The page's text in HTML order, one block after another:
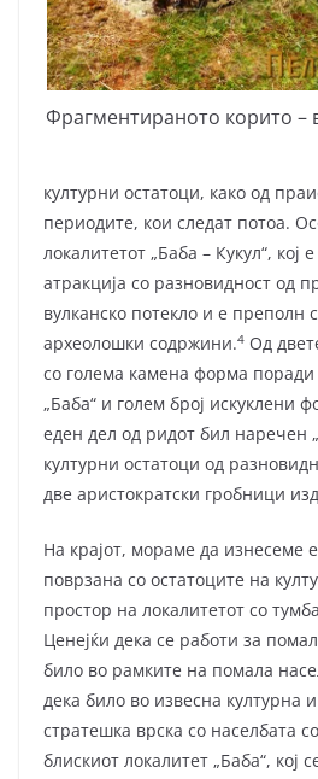
Фрагментираното корито –
културни остатоци, како од
периодите, кои следат потоа.
локалитетот „Баба – Кукул“, кој
атракција со разновидност од
вулканско потекло и е преполн
археолошки содржини.4 Од
со голема камена форма поради
„Баба“ и голем број искуклени
еден дел од ридот бил наречен
културни остатоци од
две аристократски гробници
На крајот, мораме да изнесеме
поврзана со остатоците на
простор на локалитетот со
Ценејќи дека се работи за
било во рамките на помала
дека било во извесна културна
стратешка врска со населбата
блискиот локалитет „Баба“, кој